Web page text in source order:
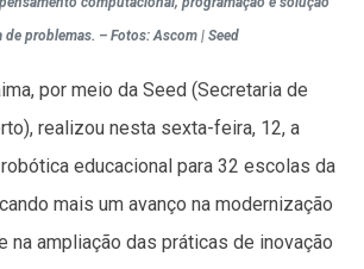
de problemas. – Fotos: Ascom | Seed
por meio da Seed (Secretaria de
realizou nesta sexta-feira, 12, a
educacional para 32 escolas da
mais um avanço na modernização
na ampliação das práticas de inovação